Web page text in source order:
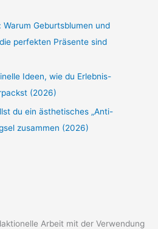
Warum Geburtsblumen und
perfekten Präsente sind
Ideen, wie du Erlebnis-
(2026)
du ein ästhetisches „Anti-
zusammen (2026)
Arbeit mit der Verwendung